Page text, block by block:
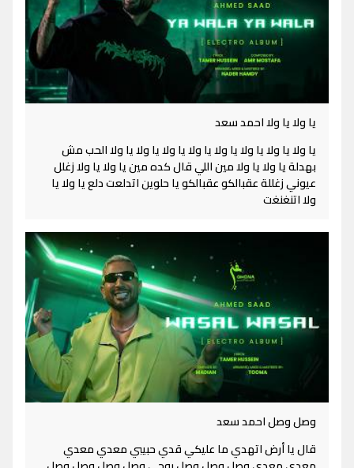
يا ولا يا ولا احمد سعد
يا ولا يا ولا يا ولا يا ولا يا ولا يا ولا يا ولا يا ولا الحب مش
بهدلة يا ولا يا ولا مين اللي قال كده مين يا ولا يا ولا زغلل
عيوني زغللة عقبالكو عقبالكو يا حلوين اتدلعت دلع يا ولا يا
ولا اتنغنغت
وصل وصل احمد سعد
قال يا أرض اتهدي ما عليكي قدي حبيبي معدي معدي